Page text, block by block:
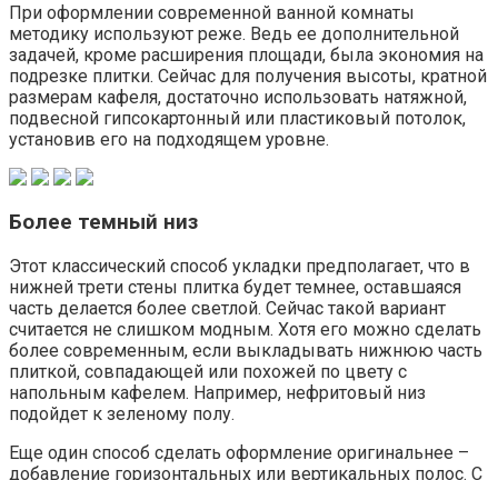
При оформлении современной ванной комнаты
методику используют реже. Ведь ее дополнительной
задачей, кроме расширения площади, была экономия на
подрезке плитки. Сейчас для получения высоты, кратной
размерам кафеля, достаточно использовать натяжной,
подвесной гипсокартонный или пластиковый потолок,
установив его на подходящем уровне.
Более темный низ
Этот классический способ укладки предполагает, что в
нижней трети стены плитка будет темнее, оставшаяся
часть делается более светлой. Сейчас такой вариант
считается не слишком модным. Хотя его можно сделать
более современным, если выкладывать нижнюю часть
плиткой, совпадающей или похожей по цвету с
напольным кафелем. Например, нефритовый низ
подойдет к зеленому полу.
Еще один способ сделать оформление оригинальнее –
добавление горизонтальных или вертикальных полос. С